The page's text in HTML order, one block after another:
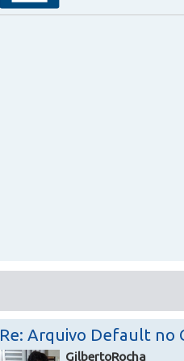
Re: Arquivo Default no
GilbertoRocha